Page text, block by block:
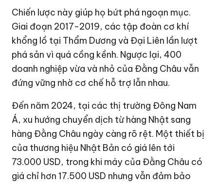
Chiến lược này giúp họ bứt phá ngoạn mục.
Giai đoạn 2017-2019, các tập đoàn cơ khí
khổng lồ tại Thẩm Dương và Đại Liên lần lượt
phá sản vì quá cồng kềnh. Ngược lại, 400
doanh nghiệp vừa và nhỏ của Đằng Châu vẫn
đứng vững nhờ cơ chế hỗ trợ lẫn nhau.
Đến năm 2024, tại các thị trường Đông Nam
Á, xu hướng chuyển dịch từ hàng Nhật sang
hàng Đằng Châu ngày càng rõ rệt. Một thiết bị
của thương hiệu Nhật Bản có giá lên tới
73.000 USD, trong khi máy của Đằng Châu có
giá chỉ hơn17.500 USD nhưng vẫn đảm bảo